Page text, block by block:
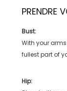
PRENDRE
Bust:
With your
fullest part of
Hip: